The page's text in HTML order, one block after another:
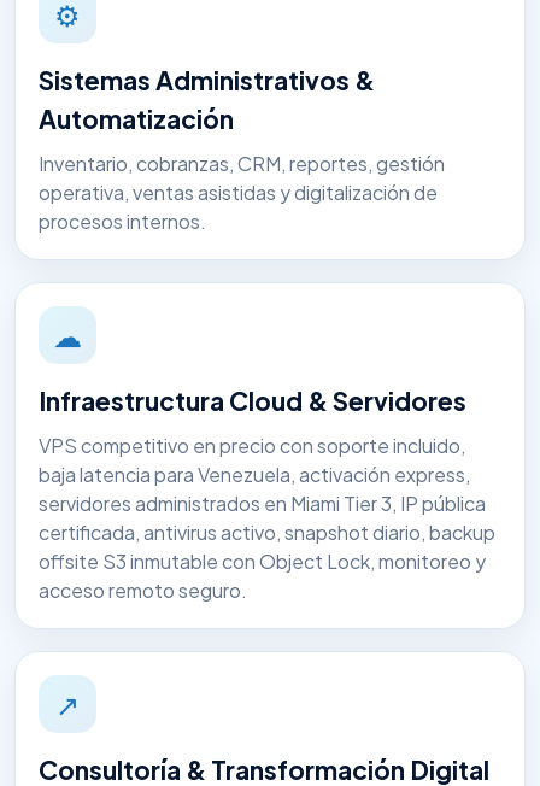
⚙
Sistemas Administrativos &
Automatización
Inventario, cobranzas, CRM, reportes, gestión
operativa, ventas asistidas y digitalización de
procesos internos.
☁
Infraestructura Cloud & Servidores
VPS competitivo en precio con soporte incluido,
baja latencia para Venezuela, activación express,
servidores administrados en Miami Tier 3, IP pública
certificada, antivirus activo, snapshot diario, backup
offsite S3 inmutable con Object Lock, monitoreo y
acceso remoto seguro.
↗
Consultoría & Transformación Digital